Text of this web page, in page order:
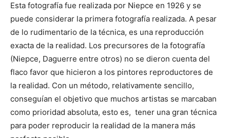
Esta fotografía fue realizada por Niepce en 1926 y se
puede considerar la primera fotografía realizada. A pesar
de lo rudimentario de la técnica, es una reproducción
exacta de la realidad. Los precursores de la fotografía
(Niepce, Daguerre entre otros) no se dieron cuenta del
flaco favor que hicieron a los pintores reproductores de
la realidad. Con un método, relativamente sencillo,
conseguían el objetivo que muchos artistas se marcaban
como prioridad absoluta, esto es, tener una gran técnica
para poder reproducir la realidad de la manera más